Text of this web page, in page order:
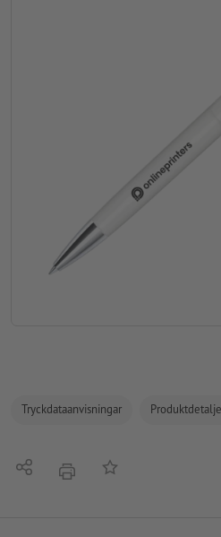
Tryckdataanvisningar
Dela erbjudandePå anteckningslistan